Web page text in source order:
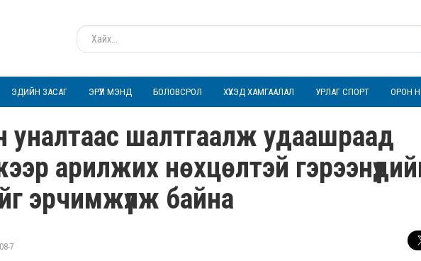
ЭДИЙН ЗАСАГ ЭРҮҮЛ МЭНД БОЛОВСРОЛ ХҮҮХЭД ХАМГААЛАЛ УРЛАГ СПОРТ ОРОН
уналтаас шалтгаалж удаашраад
арилжих нөхцөлтэй
эрчимжүүлж байна
7